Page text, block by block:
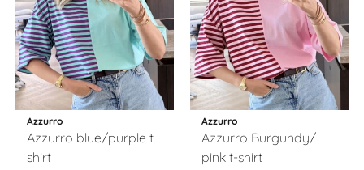
Azzurro
Azzurro blue/purple t
shirt
Azzurro
Azzurro Burgundy/
pink t-shirt